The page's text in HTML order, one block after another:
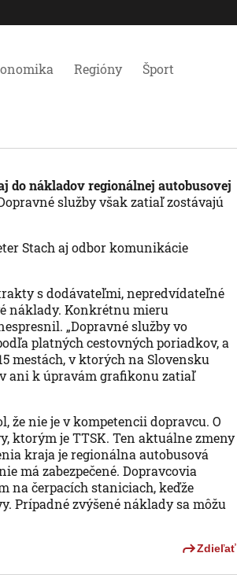
Regióny Šport
do nákladov regionálnej autobusovej
služby však zatiaľ zostávajú
Stach aj odbor komunikácie
s dodávateľmi, nepredvídateľné
náklady. Konkrétnu mieru
„Dopravné služby vo
platných cestovných poriadkov, a
mestách, v ktorých na Slovensku
ani k úpravám grafikonu zatiaľ
že nie je v kompetencii dopravcu. O
ktorým je TTSK. Ten aktuálne zmeny
kraja je regionálna autobusová
má zabezpečené. Dopravcovia
na čerpacích staniciach, keďže
Prípadné zvýšené náklady sa môžu
Zdieľať